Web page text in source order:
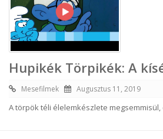
Hupikék Törpikék: A
Mesefilmek Augusztus 11, 2019
A törpök téli élelemkészlete